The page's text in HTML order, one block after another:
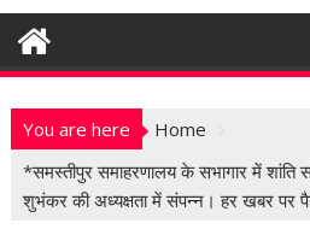
t
n
You are here
Home
*समस्तीपुर समाहरणालय के सभागार में शांति
शुभंकर की अध्यक्षता में संपन्न। हर खबर पर